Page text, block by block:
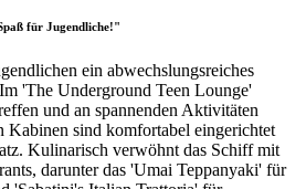
für Jugendliche!"
ein abwechslungsreiches
'The Underground Teen Lounge'
und an spannenden Aktivitäten
Kabinen sind komfortabel eingerichtet
Kulinarisch verwöhnt das Schiff mit
darunter das 'Umai Teppanyaki' für